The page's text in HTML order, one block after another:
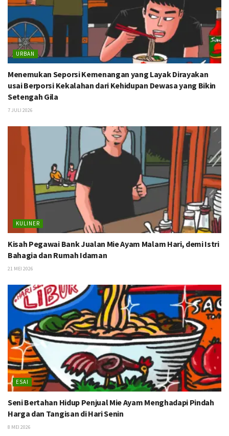
URBAN
Menemukan Seporsi Kemenangan yang Layak Dirayakan
usai Berporsi Kekalahan dari Kehidupan Dewasa yang Bikin
Setengah Gila
7 JULI 2026
KULINER
Kisah Pegawai Bank Jualan Mie Ayam Malam Hari, demi Istri
Bahagia dan Rumah Idaman
21 MEI 2026
ESAI
Seni Bertahan Hidup Penjual Mie Ayam Menghadapi Pindah
Harga dan Tangisan di Hari Senin
8 MEI 2026